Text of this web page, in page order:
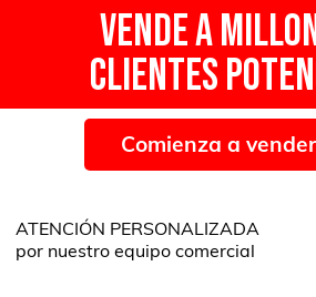
VENDE A
CLIENTES
Comienza a vender
ATENCIÓN PERSONALIZADA
por nuestro equipo comercial